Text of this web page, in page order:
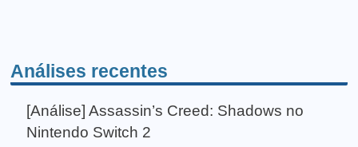
Análises recentes
[Análise] Assassin’s Creed: Shadows no
Nintendo Switch 2